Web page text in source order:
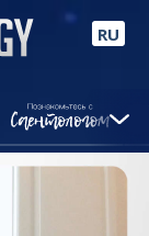
RU